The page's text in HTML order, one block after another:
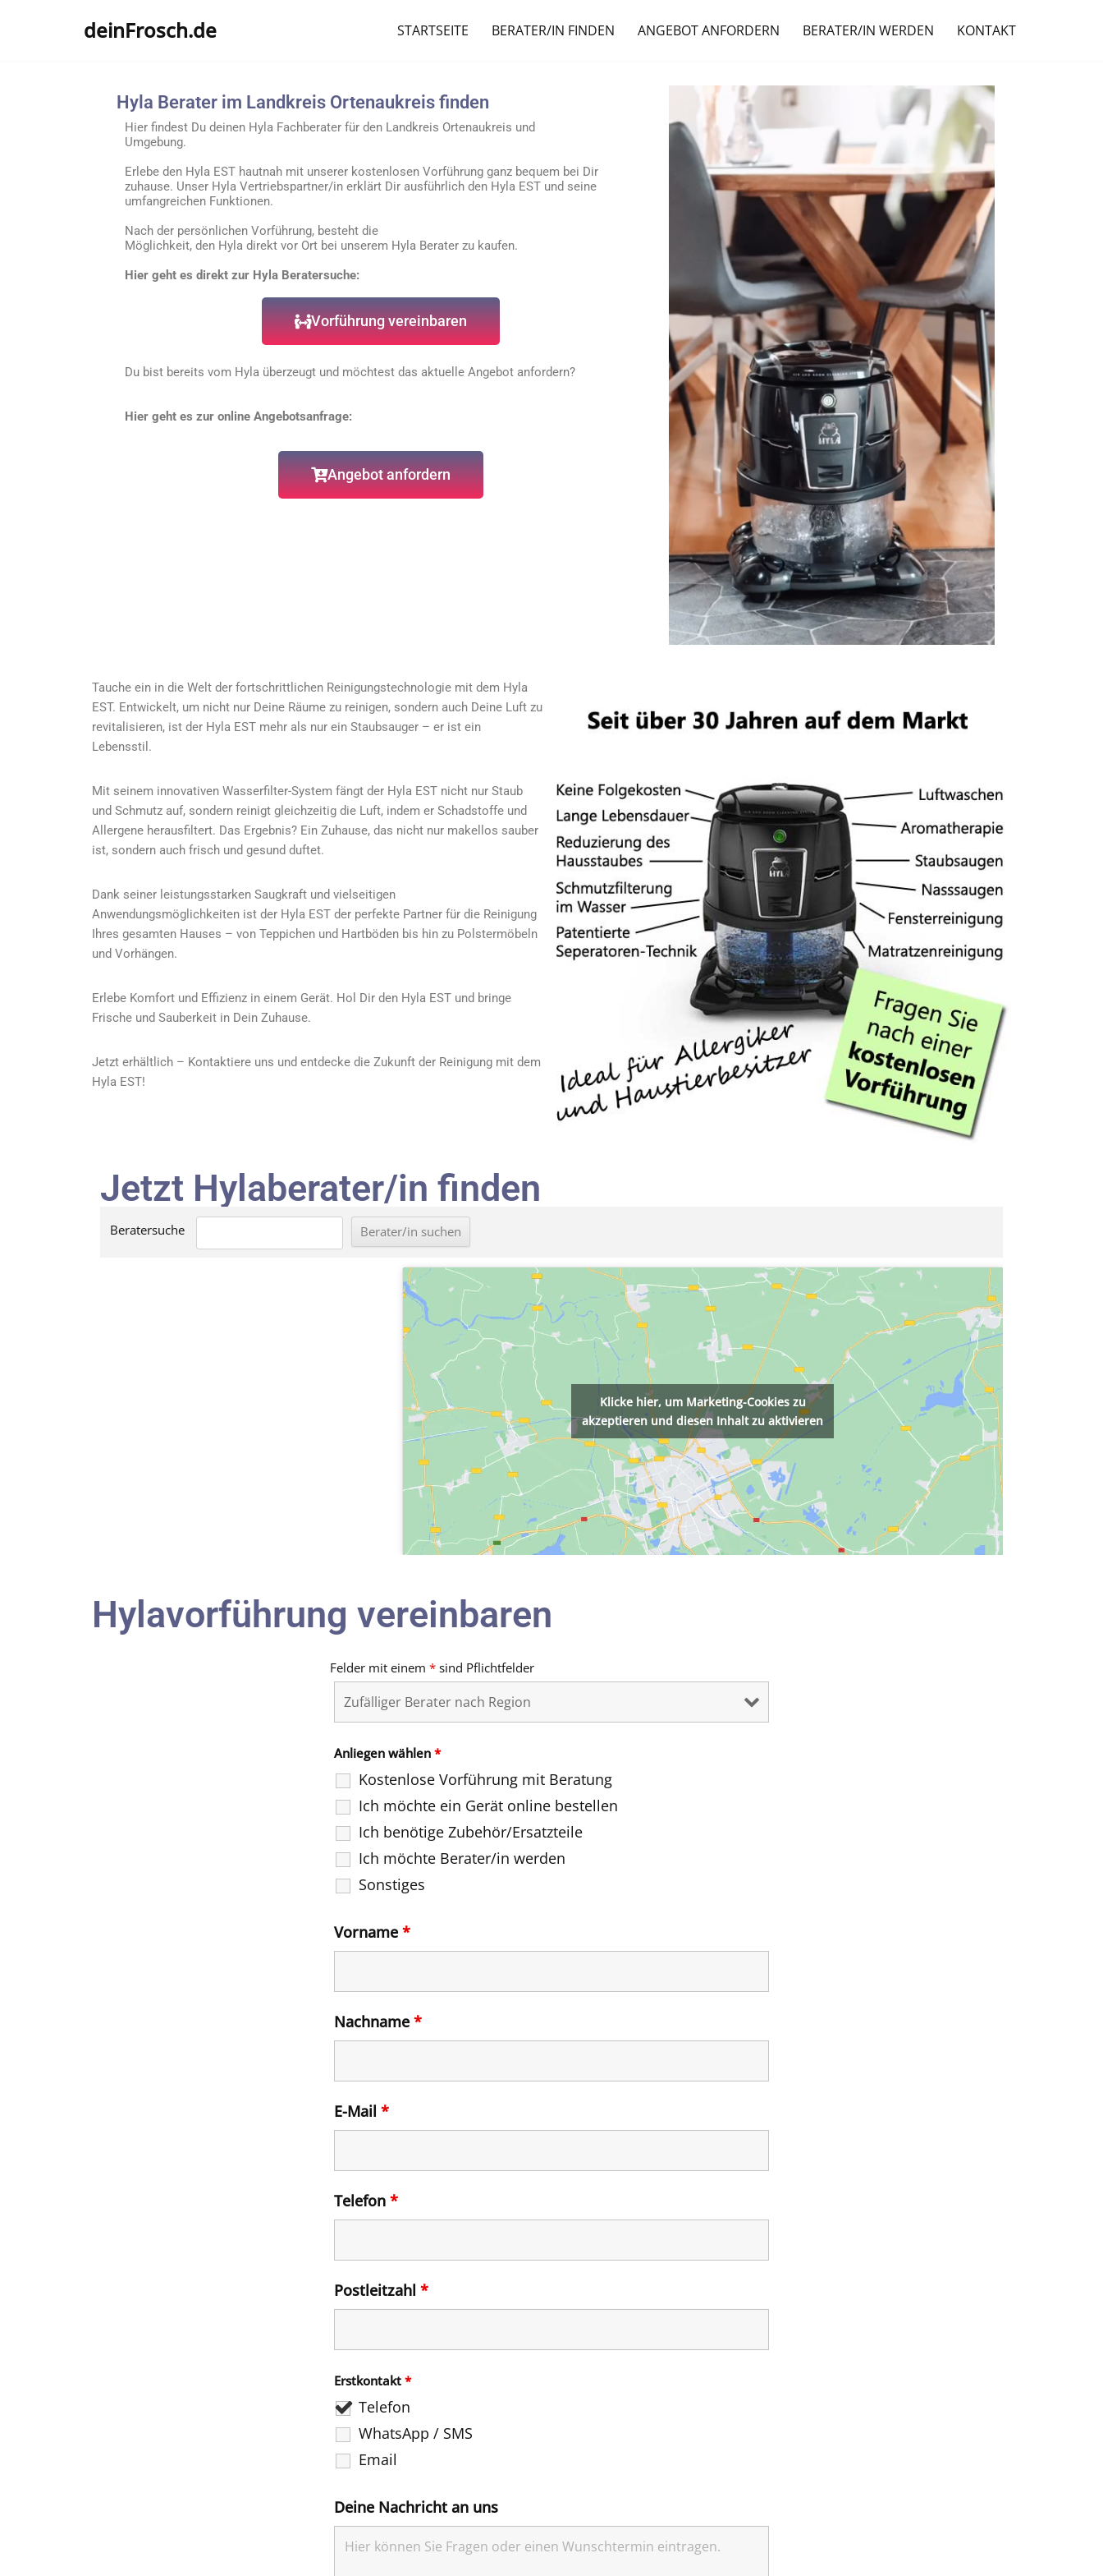
deinFrosch.de STARTSEITE BERATER/IN FINDEN ANGEBOT ANFORDERN BERATER/IN WERDEN KONTAKT
Hyla Berater im Landkreis Ortenaukreis finden
Hier findest Du deinen Hyla Fachberater für den Landkreis Ortenaukreis und
Umgebung.
Erlebe den Hyla EST hautnah mit unserer kostenlosen Vorführung ganz bequem bei Dir
zuhause. Unser Hyla Vertriebspartner/in erklärt Dir ausführlich den Hyla EST und seine
umfangreichen Funktionen.
Nach der persönlichen Vorführung, besteht die
Möglichkeit, den Hyla direkt vor Ort bei unserem Hyla Berater zu kaufen.
Hier geht es direkt zur Hyla Beratersuche:
Vorführung vereinbaren
Du bist bereits vom Hyla überzeugt und möchtest das aktuelle Angebot anfordern?
Hier geht es zur online Angebotsanfrage:
Angebot anfordern
Tauche ein in die Welt der fortschrittlichen Reinigungstechnologie mit dem Hyla
EST. Entwickelt, um nicht nur Deine Räume zu reinigen, sondern auch Deine Luft zu
revitalisieren, ist der Hyla EST mehr als nur ein Staubsauger – er ist ein
Lebensstil.
Mit seinem innovativen Wasserfilter-System fängt der Hyla EST nicht nur Staub
und Schmutz auf, sondern reinigt gleichzeitig die Luft, indem er Schadstoffe und
Allergene herausfiltert. Das Ergebnis? Ein Zuhause, das nicht nur makellos sauber
ist, sondern auch frisch und gesund duftet.
Dank seiner leistungsstarken Saugkraft und vielseitigen
Anwendungsmöglichkeiten ist der Hyla EST der perfekte Partner für die Reinigung
Ihres gesamten Hauses – von Teppichen und Hartböden bis hin zu Polstermöbeln
und Vorhängen.
Erlebe Komfort und Effizienz in einem Gerät. Hol Dir den Hyla EST und bringe
Frische und Sauberkeit in Dein Zuhause.
Jetzt erhältlich – Kontaktiere uns und entdecke die Zukunft der Reinigung mit dem
Hyla EST!
Jetzt Hylaberater/in finden
Beratersuche
Klicke hier, um Marketing-Cookies zu
akzeptieren und diesen Inhalt zu aktivieren
Hylavorführung vereinbaren
Felder mit einem * sind Pflichtfelder
Anliegen wählen *
Kostenlose Vorführung mit Beratung
Ich möchte ein Gerät online bestellen
Ich benötige Zubehör/Ersatzteile
Ich möchte Berater/in werden
Sonstiges
Vorname *
Nachname *
E-Mail *
Telefon *
Postleitzahl *
Erstkontakt *
Telefon
WhatsApp / SMS
Email
Deine Nachricht an uns